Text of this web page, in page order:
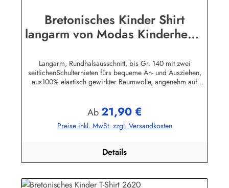
Bretonisches Kinder Shirt
langarm von Modas Kinderhemd
Langarm, Rundhalsausschnitt, bis Gr. 140 mit zwei
seitlichenSchulternieten fürs bequeme An- und Ausziehen,
aus100% elastisch gewirkter Baumwolle, angenehm auf
Wittmundinfo@modas-bekleidung.de
Regulärer Preis:
Ab21,90 €
Preise inkl. MwSt. zzgl. Versandkosten
Details